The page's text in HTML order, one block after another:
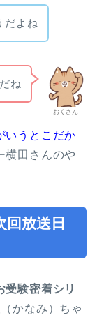
だよね
おくさん
ね
いうとこだか
横田さんのや
放送日
受験密着シリ
かなみ）ちゃ